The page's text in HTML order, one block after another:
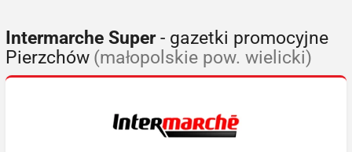
Intermarche Super- gazetki promocyjne
Pierzchów (małopolskie pow. wielicki)